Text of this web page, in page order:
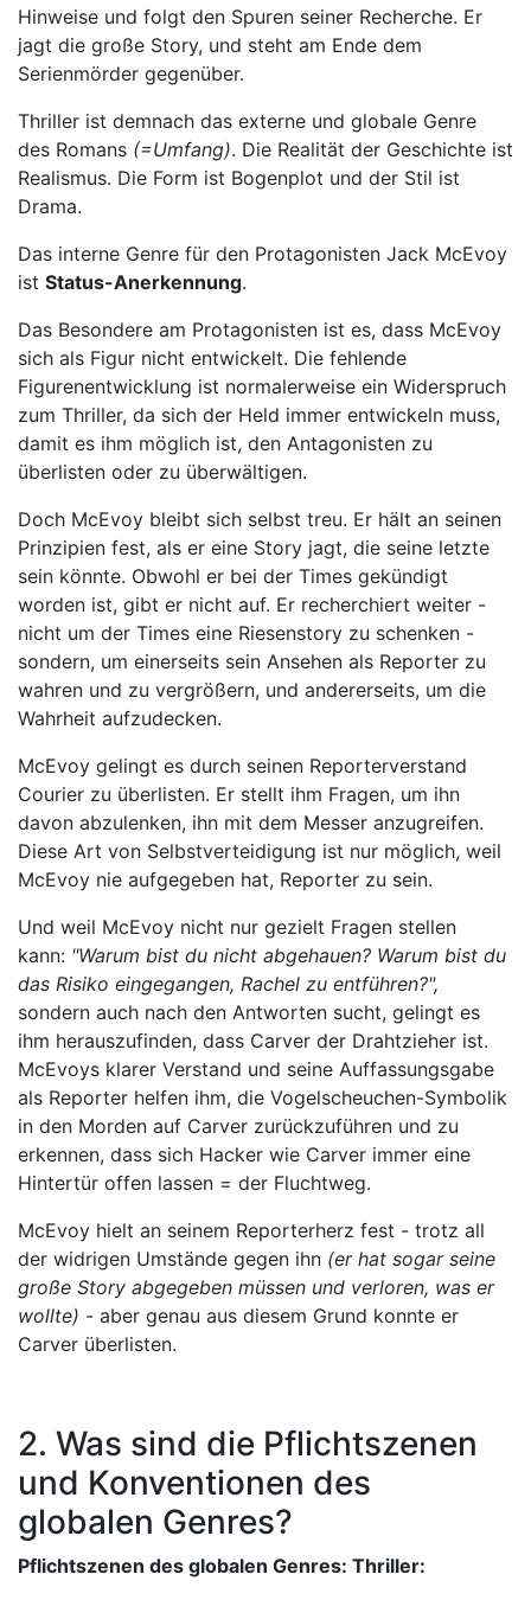
Hinweise und folgt den Spuren seiner Recherche. Er
jagt die große Story, und steht am Ende dem
Serienmörder gegenüber.
Thriller ist demnach das externe und globale Genre
des Romans (=Umfang). Die Realität der Geschichte ist
Realismus. Die Form ist Bogenplot und der Stil ist
Drama.
Das interne Genre für den Protagonisten Jack McEvoy
ist Status-Anerkennung.
Das Besondere am Protagonisten ist es, dass McEvoy
sich als Figur nicht entwickelt. Die fehlende
Figurenentwicklung ist normalerweise ein Widerspruch
zum Thriller, da sich der Held immer entwickeln muss,
damit es ihm möglich ist, den Antagonisten zu
überlisten oder zu überwältigen.
Doch McEvoy bleibt sich selbst treu. Er hält an seinen
Prinzipien fest, als er eine Story jagt, die seine letzte
sein könnte. Obwohl er bei der Times gekündigt
worden ist, gibt er nicht auf. Er recherchiert weiter -
nicht um der Times eine Riesenstory zu schenken -
sondern, um einerseits sein Ansehen als Reporter zu
wahren und zu vergrößern, und andererseits, um die
Wahrheit aufzudecken.
McEvoy gelingt es durch seinen Reporterverstand
Courier zu überlisten. Er stellt ihm Fragen, um ihn
davon abzulenken, ihn mit dem Messer anzugreifen.
Diese Art von Selbstverteidigung ist nur möglich, weil
McEvoy nie aufgegeben hat, Reporter zu sein.
Und weil McEvoy nicht nur gezielt Fragen stellen
kann: "Warum bist du nicht abgehauen? Warum bist du
das Risiko eingegangen, Rachel zu entführen?",
sondern auch nach den Antworten sucht, gelingt es
ihm herauszufinden, dass Carver der Drahtzieher ist.
McEvoys klarer Verstand und seine Auffassungsgabe
als Reporter helfen ihm, die Vogelscheuchen-Symbolik
in den Morden auf Carver zurückzuführen und zu
erkennen, dass sich Hacker wie Carver immer eine
Hintertür offen lassen = der Fluchtweg.
McEvoy hielt an seinem Reporterherz fest - trotz all
der widrigen Umstände gegen ihn (er hat sogar seine
große Story abgegeben müssen und verloren, was er
wollte) - aber genau aus diesem Grund konnte er
Carver überlisten.
2. Was sind die Pflichtszenen
und Konventionen des
globalen Genres?
Pflichtszenen des globalen Genres: Thriller: